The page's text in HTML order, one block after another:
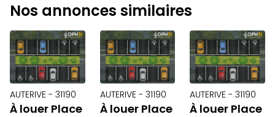
Nos annonces similaires
AUTERIVE - 31190
À louer Place
AUTERIVE - 31190
À louer Place
AUTERIVE - 31190
À louer Place